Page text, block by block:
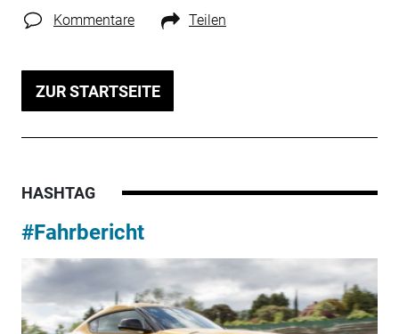
Kommentare Teilen
ZUR STARTSEITE
HASHTAG
#Fahrbericht